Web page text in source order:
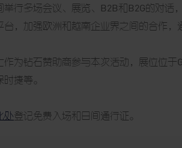
举行多场会议、展览、B2B和B2G的对
台，加强欧洲和越南企业界之间的合作，
作为钻石赞助商参与本次活动，展位位
捷等。
处登记免费入场和日间通行证。